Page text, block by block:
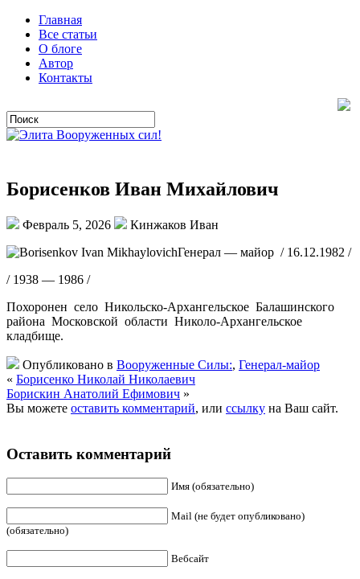
Главная
Все статьи
О блоге
Автор
Контакты
Борисенков Иван Михайлович
Февраль 5, 2026
Кинжаков Иван
Генерал — майор / 16.12.1982 /
/ 1938 — 1986 /
Похоронен село Никольско-Архангельское Балашинского
района Московской области Николо-Архангельское
кладбище.
Опубликовано в Вооруженные Силы:, Генерал-майор
« Борисенко Николай Николаевич
Борискин Анатолий Ефимович »
Вы можете оставить комментарий, или ссылку на Ваш сайт.
Оставить комментарий
Имя (обязательно)
Mail (не будет опубликовано)
(обязательно)
Вебсайт